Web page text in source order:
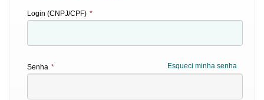
Login (CNPJ/CPF) *
Esqueci minha senha
Senha *